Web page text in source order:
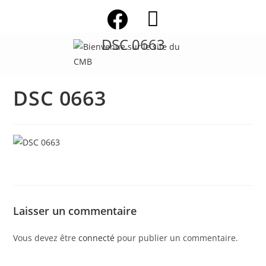
DSC 0663
DSC 0663
Laisser un commentaire
Vous devez êtreconnecté pour publier un commentaire.